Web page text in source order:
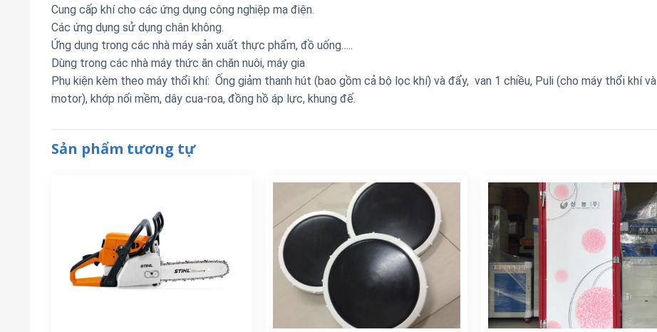
Cung cấp khí cho các ứng dụng công nghiệp mạ điện.
Các ứng dụng sử dụng chân không.
Ứng dụng trong các nhà máy sản xuất thực phẩm, đồ uống…..
Dùng trong các nhà máy thức ăn chăn nuôi, máy gia
Phụ kiện kèm theo máy thổi khí: Ống giảm thanh hút (bao gồm cả bộ lọc khí) và đẩy, van 1 chiều, Puli (cho máy thổi khí và
motor), khớp nối mềm, dây cua-roa, đồng hồ áp lực, khung đế.
Sản phẩm tương tự